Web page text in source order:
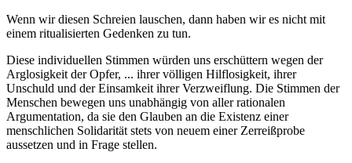
Wenn wir diesen Schreien lauschen, dann haben wir es nicht mit
einem ritualisierten Gedenken zu tun.
Diese individuellen Stimmen würden uns erschüttern wegen der
Arglosigkeit der Opfer, ... ihrer völligen Hilflosigkeit, ihrer
Unschuld und der Einsamkeit ihrer Verzweiflung. Die Stimmen der
Menschen bewegen uns unabhängig von aller rationalen
Argumentation, da sie den Glauben an die Existenz einer
menschlichen Solidarität stets von neuem einer Zerreißprobe
aussetzen und in Frage stellen.